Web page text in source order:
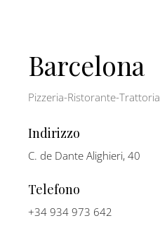
Barcelona
Pizzeria-Ristorante-Trattoria
Indirizzo
C. de Dante Alighieri, 40
Telefono
+34 934 973 642